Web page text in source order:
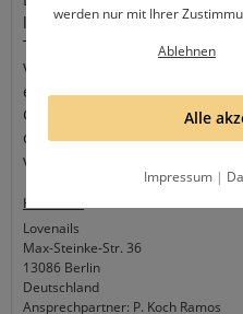
leicht an. Löse vorsichtig mit
Trägerpapier und
Versiegeln gibt es zwei
erhabenen 3D Sticker,
Gel, da es mit
deinen Sticker legt. Hast
versiegelst du ihn einfach mit
Hersteller
Lovenails
Max-Steinke-Str. 36
13086 Berlin
Deutschland
Ansprechpartner: P. Koch Ramos
werden nur mit Ihrer
Ablehnen
Alle
Impressum |